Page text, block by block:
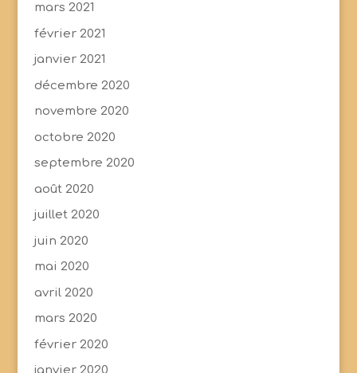
mars 2021
février 2021
janvier 2021
décembre 2020
novembre 2020
octobre 2020
septembre 2020
août 2020
juillet 2020
juin 2020
mai 2020
avril 2020
mars 2020
février 2020